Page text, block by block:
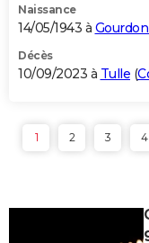
Naissance
14/05/1943 à
Décès
10/09/2023 à Tulle (
1 2 3 4